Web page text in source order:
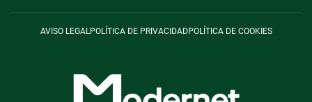
AVISO LEGAL POLÍTICA DE PRIVACIDADPOLÍTICA DE COOKIES